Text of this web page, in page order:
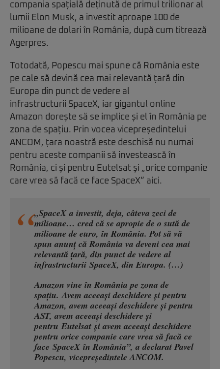
compania spațială deținută de primul trilionar al
lumii Elon Musk, a investit aproape 100 de
milioane de dolari în România, după cum titrează
Agerpres.
Totodată, Popescu mai spune că România este
pe cale să devină cea mai relevantă țară din
Europa din punct de vedere al
infrastructurii SpaceX, iar gigantul online
Amazon dorește să se implice și el în România pe
zona de spațiu. Prin vocea vicepreședintelui
ANCOM, țara noastră este deschisă nu numai
pentru aceste companii să investească în
România, ci și pentru Eutelsat și „orice companie
care vrea să facă ce face SpaceX” aici.
„SpaceX a investit, deja, câteva zeci de
milioane… cred că se apropie de o sută de
milioane de euro, în România. Pot să vă
spun anunț că România va deveni cea mai
relevantă țară, din punct de vedere al
infrastructurii SpaceX, din Europa. (…)
Amazon vine în România pe zona de
spațiu. Avem aceeași deschidere și pentru
Amazon, avem aceeași deschidere și pentru
AST, avem aceeași deschidere și
pentru Eutelsat și avem aceeași deschidere
pentru orice companie care vrea să facă ce
face SpaceX în România”, a declarat Pavel
Popescu, vicepreședintele ANCOM.